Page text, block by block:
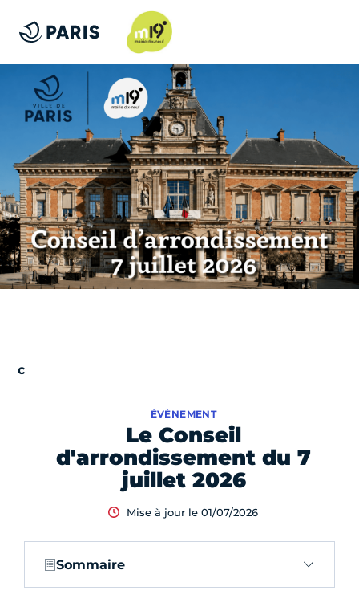
Le Conseil
d'arrondissement du 7
juillet 2026
ÉVÈNEMENT
Mise à jour le 01/07/2026
Sommaire